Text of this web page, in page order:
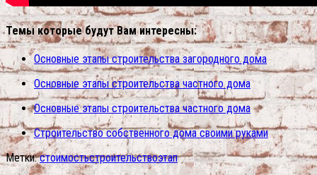
Темы которые будут Вам интересны:
Основные этапы строительства загородного дома
Основные этапы строительства частного дома
Основные этапы строительства частного дома
Строительство собственного дома своими руками
Метки: стоимостьстроительствоэтап